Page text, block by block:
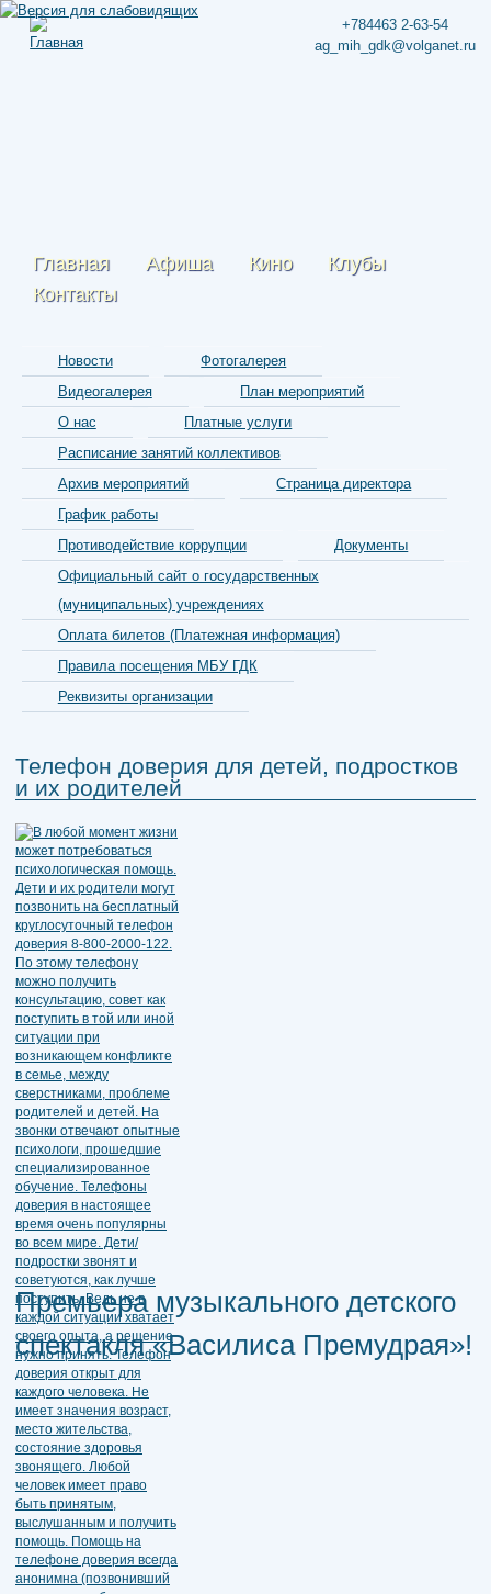
+784463 2-63-54
ag_mih_gdk@volganet.ru
Главная Афиша Кино
Клубы
Контакты
Новости
Фотогалерея
Видеогалерея
План мероприятий
О нас
Платные услуги
Расписание занятий коллективов
Архив мероприятий
Страница директора
График работы
Противодействие коррупции
Документы
Официальный сайт о государственных
(муниципальных) учреждениях
Оплата билетов (Платежная информация)
Правила посещения МБУ ГДК
Реквизиты организации
Телефон доверия для детей, подростков
и их родителей
Премьера музыкального детского
спектакля «Василиса Премудрая»!